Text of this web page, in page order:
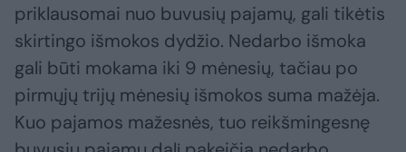
priklausomai nuo buvusių pajamų, gali tikėtis
skirtingo išmokos dydžio. Nedarbo išmoka
gali būti mokama iki 9 mėnesių, tačiau po
pirmųjų trijų mėnesių išmokos suma mažėja.
Kuo pajamos mažesnės, tuo reikšmingesnę